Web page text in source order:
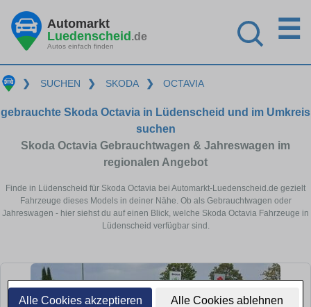
Alle Cookies akzeptieren Alle Cookies ablehnen
Automarkt
Luedenscheid.de
Autos einfach finden
☰
❯ SUCHEN ❯ SKODA ❯ OCTAVIA
gebrauchte Skoda Octavia in Lüdenscheid und im Umkreis
suchen
Skoda Octavia Gebrauchtwagen & Jahreswagen im
regionalen Angebot
Finde in Lüdenscheid für Skoda Octavia bei Automarkt-Luedenscheid.de gezielt
Fahrzeuge dieses Models in deiner Nähe. Ob als Gebrauchtwagen oder
Jahreswagen - hier siehst du auf einen Blick, welche Skoda Octavia Fahrzeuge in
Lüdenscheid verfügbar sind.